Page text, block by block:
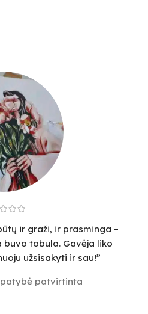
ir graži, ir prasminga –
tobula. Gavėja liko
užsisakyti ir sau!”
patvirtinta